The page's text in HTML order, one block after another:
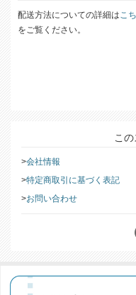
配送方法についての詳細は こ
をご覧ください。
こ
会社情報
特定商取引に基づく表記
お問い合わせ